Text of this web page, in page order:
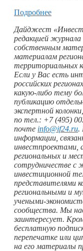
Подробнее
Дайджест
редакцией
собственным
материалам
территориальных
Если у Вас есть
российских
какую-либо тему
публикацию
экспертной
по тел.: +7 (495)
почте info@if24.ru.
информации,
инвестпроектами,
региональных и
сотрудничестве с
инвестиционной
представителями
региональными и
учеными-
сообщества. Мы
заинтересует.
бесплатную
перепечатке или
на его материалы